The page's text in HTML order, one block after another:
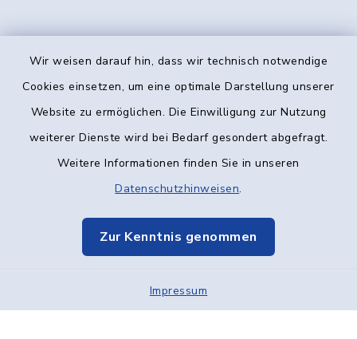
Wir weisen darauf hin, dass wir technisch notwendige
Cookies einsetzen, um eine optimale Darstellung unserer
Website zu ermöglichen. Die Einwilligung zur Nutzung
weiterer Dienste wird bei Bedarf gesondert abgefragt.
Weitere Informationen finden Sie in unseren
Datenschutzhinweisen.
Zur Kenntnis genommen
Impressum
Kontakt
Datenschutz
Elektronische Kommunikation
Sitemap